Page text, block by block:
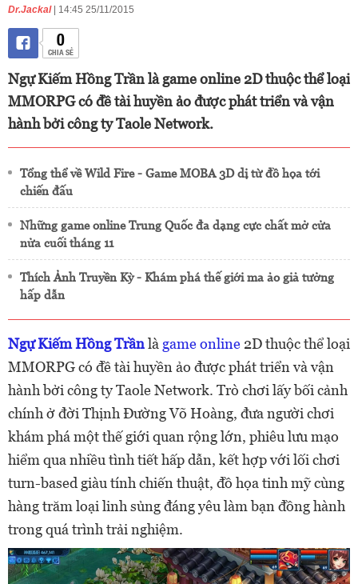
Dr.Jackal | 14:45 25/11/2015
0
CHIA SẺ
Ngự Kiếm Hồng Trần là game online 2D thuộc thể loại
MMORPG có đề tài huyền ảo được phát triển và vận
hành bởi công ty Taole Network.
Tổng thể về Wild Fire - Game MOBA 3D dị từ đồ họa tới
chiến đấu
Những game online Trung Quốc đa dạng cực chất mở cửa
nửa cuối tháng 11
Thích Ảnh Truyền Kỳ - Khám phá thế giới ma ảo giả tưởng
hấp dẫn
Ngự Kiếm Hồng Trầnlà game online 2D thuộc thể loại
MMORPG có đề tài huyền ảo được phát triển và vận
hành bởi công ty Taole Network. Trò chơi lấy bối cảnh
chính ở đời Thịnh Đường Võ Hoàng, đưa người chơi
khám phá một thế giới quan rộng lớn, phiêu lưu mạo
hiểm qua nhiều tình tiết hấp dẫn, kết hợp với lối chơi
turn-based giàu tính chiến thuật, đồ họa tinh mỹ cùng
hàng trăm loại linh sủng đáng yêu làm bạn đồng hành
trong quá trình trải nghiệm.